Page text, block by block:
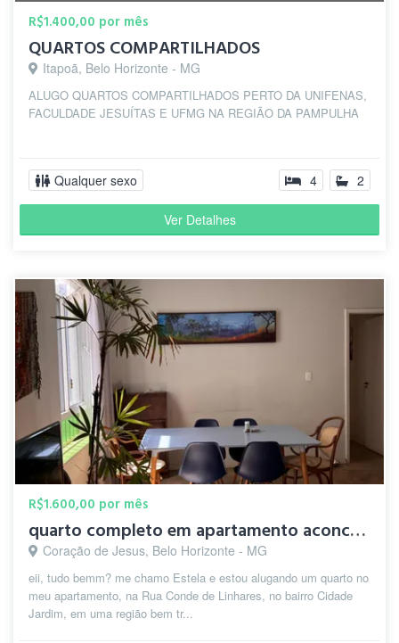
R$1.400,00 por mês
QUARTOS COMPARTILHADOS
Itapoã, Belo Horizonte - MG
ALUGO QUARTOS COMPARTILHADOS PERTO DA UNIFENAS,
FACULDADE JESUÍTAS E UFMG NA REGIÃO DA PAMPULHA
Qualquer sexo 4 2
Ver Detalhes
R$1.600,00 por mês
quarto completo em apartamento aconchegante e bem localizado
Coração de Jesus, Belo Horizonte - MG
eii, tudo bemm? me chamo Estela e estou alugando um quarto no
meu apartamento, na Rua Conde de Linhares, no bairro Cidade
Jardim, em uma região bem tr...